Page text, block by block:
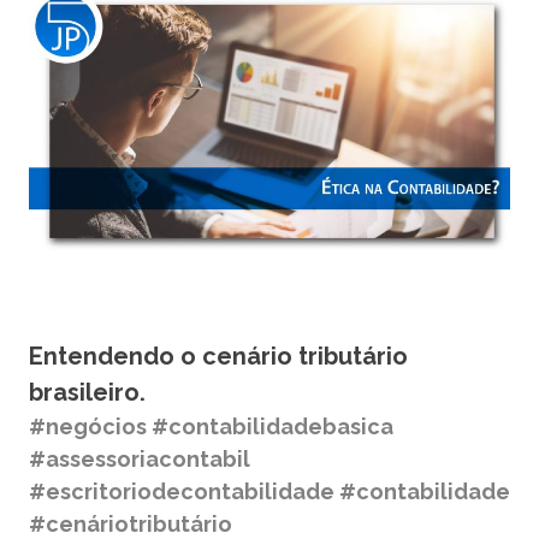
Entendendo o cenário tributário
brasileiro.
#negócios #contabilidadebasica
#assessoriacontabil
#escritoriodecontabilidade #contabilidade
#cenáriotributário